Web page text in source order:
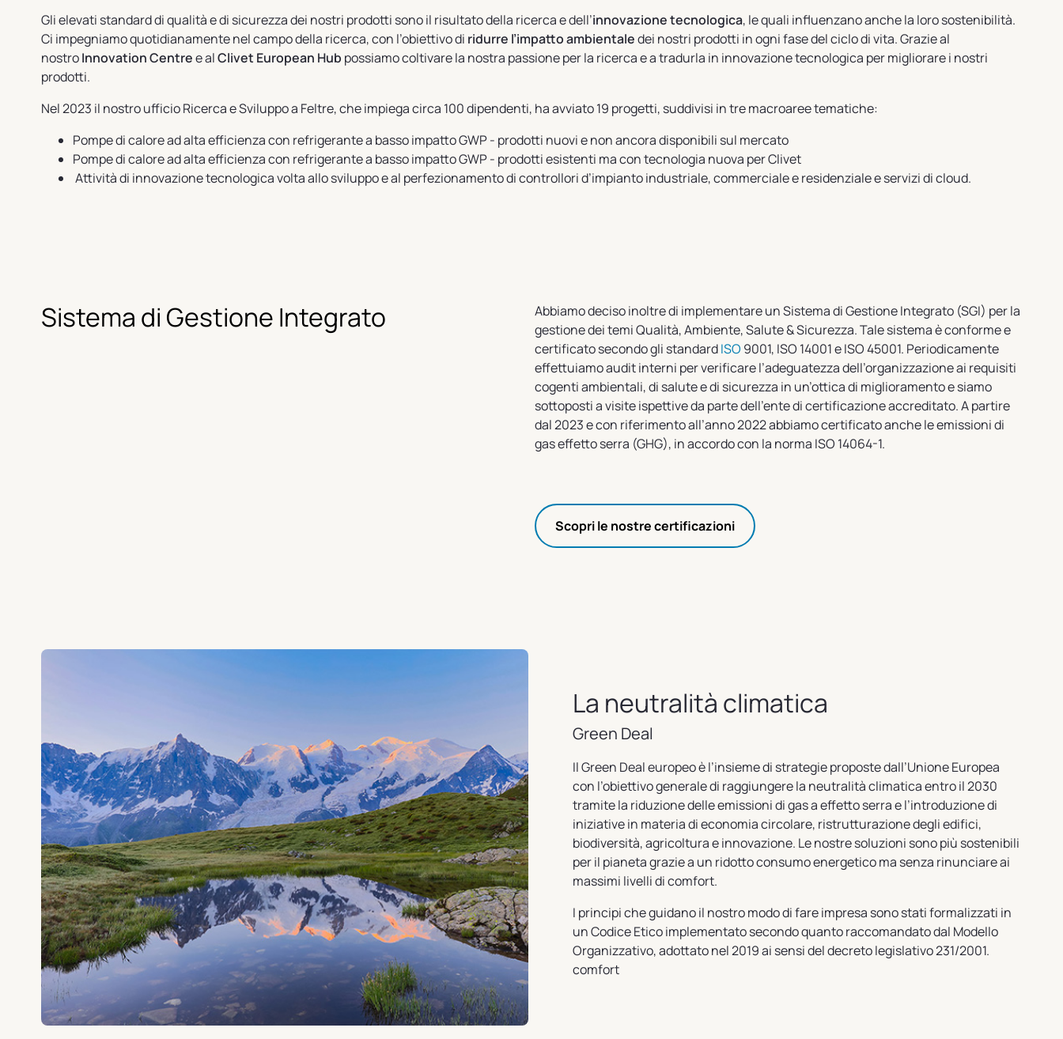
Gli elevati standard di qualità e di sicurezza dei nostri prodotti sono il risultato della ricerca e dell’innovazione tecnologica, le quali influenzano anche la loro sostenibilità.
Ci impegniamo quotidianamente nel campo della ricerca, con l’obiettivo di ridurre l’impatto ambientaledei nostri prodotti in ogni fase del ciclo di vita. Grazie al
nostroInnovation Centree alClivet European Hub possiamo coltivare la nostra passione per la ricerca e a tradurla in innovazione tecnologica per migliorare i nostri
prodotti.
Nel 2023 il nostro ufficio Ricerca e Sviluppo a Feltre, che impiega circa 100 dipendenti, ha avviato 19 progetti, suddivisi in tre macroaree tematiche:
Pompe di calore ad alta efficienza con refrigerante a basso impatto GWP - prodotti nuovi e non ancora disponibili sul mercato
Pompe di calore ad alta efficienza con refrigerante a basso impatto GWP - prodotti esistenti ma con tecnologia nuova per Clivet
Attività di innovazione tecnologica volta allo sviluppo e al perfezionamento di controllori d’impianto industriale, commerciale e residenziale e servizi di cloud.
Sistema di Gestione Integrato
Abbiamo deciso inoltre di implementare un Sistema di Gestione Integrato (SGI) per la
gestione dei temi Qualità, Ambiente, Salute & Sicurezza. Tale sistema è conforme e
certificato secondo gli standardISO 9001, ISO 14001 e ISO 45001. Periodicamente
effettuiamo audit interni per verificare l’adeguatezza dell’organizzazione ai requisiti
cogenti ambientali, di salute e di sicurezza in un’ottica di miglioramento e siamo
sottoposti a visite ispettive da parte dell’ente di certificazione accreditato. A partire
dal 2023 e con riferimento all’anno 2022 abbiamo certificato anche le emissioni di
gas effetto serra (GHG), in accordo con la norma ISO 14064-1.
Scopri le nostre certificazioni
La neutralità climatica
Green Deal
Il Green Deal europeo è l’insieme di strategie proposte dall’Unione Europea
con l’obiettivo generale di raggiungere la neutralità climatica entro il 2030
tramite la riduzione delle emissioni di gas a effetto serra e l’introduzione di
iniziative in materia di economia circolare, ristrutturazione degli edifici,
biodiversità, agricoltura e innovazione. Le nostre soluzioni sono più sostenibili
per il pianeta grazie a un ridotto consumo energetico ma senza rinunciare ai
massimi livelli di comfort.
I principi che guidano il nostro modo di fare impresa sono stati formalizzati in
un Codice Etico implementato secondo quanto raccomandato dal Modello
Organizzativo, adottato nel 2019 ai sensi del decreto legislativo 231/2001.
comfort